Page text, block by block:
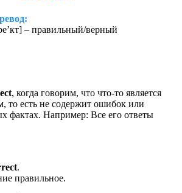
– правильный/верный
, когда говорим, что что-то является
то есть не содержит ошибок или
фактах. Например: Все его ответы
.
правильное.